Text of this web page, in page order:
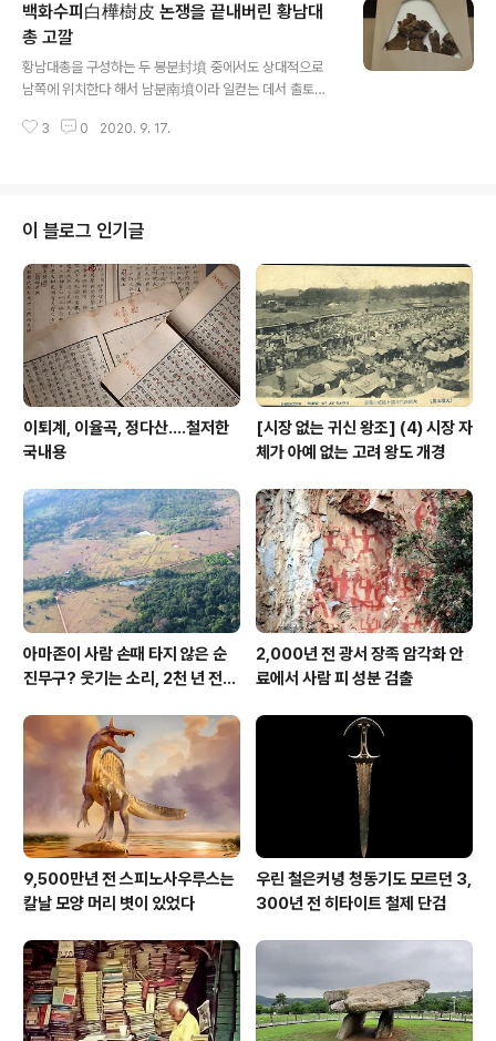
세밀히 조사하면 증가할 것이다) 내가 세심하게 살피지 아
니해서 자신있게 말할 순 없거니와, 대략의 기억대로 말하
자면 북쪽이 여성, 남쪽이 남성으로 패턴화하는 것이 아닌
가 한다. 둘은 현재 우리가 생각할 수 있는 최선의 관계와
관련한 답은 부부다. 적석목곽분은 그 구조상 아주 불가능
하지는 않겠지만, 효율성이 너무 적어 같은 봉분에다가 부
백화수피白樺樹皮 논쟁을 끝내버린 황남대
총 고깔
황남대총을 구성하는 두 봉분封墳 중에서도 상대적으로
남쪽에 위치한다 해서 남분南墳이라 일컫는 데서 출토한
는 이를 이렇게 설명했다. 백화수피제 고깔과 관장식 白樺
용 시점을 끌어올린 점이요, 둘째 그 정체를 실상 자작나무
로 확정했기 때문이다. 신라가 백화수피를 활용한 이용해
여러 용도로 활용해 사용한 시점을 종래에는 6세기 초반
무렵 축조로 보는 천마총 출토 장니 천마도를 통해 추정했
다면, 그보다 훨씬 빠른 시기에 신라가 이걸 사용했음을 보
여주는 흔적인 까닭이..
3 0 2020. 9. 17.
이 블로그 인기글
이퇴계, 이율곡, 정다산....철저한
국내용
[시장 없는 귀신 왕조] (4) 시장 자
체가 아예 없는 고려 왕도 개경
아마존이 사람 손때 타지 않은 순
진무구? 웃기는 소리, 2천 년 전에
2,000년 전 광서 장족 암각화 안
료에서 사람 피 성분 검출
9,500만년 전 스피노사우루스는
칼날 모양 머리 볏이 있었다
우린 철은커녕 청동기도 모르던 3,
300년 전 히타이트 철제 단검